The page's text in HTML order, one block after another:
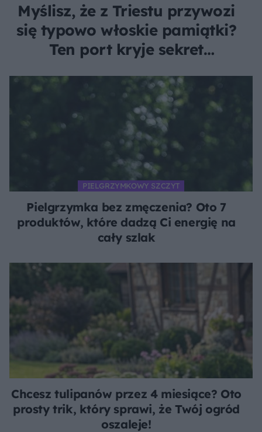
Myślisz, że z Triestu przywozi
się typowo włoskie pamiątki?
Ten port kryje sekret
PIELGRZYMKOWY SZCZYT
Pielgrzymka bez zmęczenia? Oto 7
produktów, które dadzą Ci energię na
cały szlak
Chcesz tulipanów przez 4 miesiące? Oto
prosty trik, który sprawi, że Twój ogród
oszaleje!